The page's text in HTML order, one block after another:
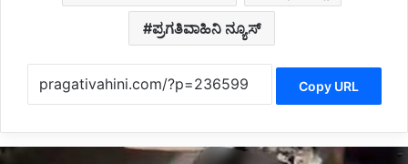
ಪ್ರಗತಿವಾಹಿನಿ ನ್ಯೂಸ್
Copy URL